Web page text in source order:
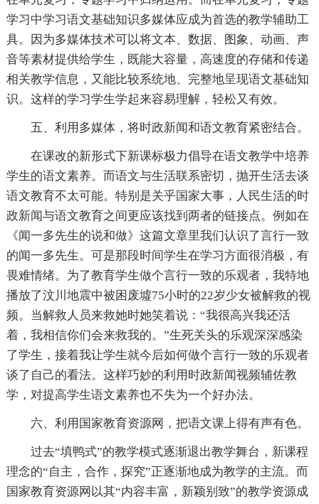
学习中学习语文基础知识多媒体应成为首选的教学辅助工
具。因为多媒体技术可以将文本、数据、图象、动画、声
音等素材提供给学生，既能大容量，高速度的存储和传递
相关教学信息，又能比较系统地、完整地呈现语文基础知
识。这样的学习学生学起来容易理解，轻松又有效。
五、利用多媒体，将时政新闻和语文教育紧密结合。
在课改的新形式下新课标极力倡导在语文教学中培养
学生的语文素养。而语文与生活联系密切，抛开生活去谈
语文教育不太可能。特别是关乎国家大事，人民生活的时
政新闻与语文教育之间更应该找到两者的链接点。例如在
《闻一多先生的说和做》这篇文章里我们认识了言行一致
的闻一多先生。可是那段时间学生在学习方面很消极，有
畏难情绪。为了教育学生做个言行一致的乐观者，我特地
播放了汶川地震中被困废墟75小时的22岁少女被解救的视
频。当解救人员来救她时她笑着说：“我很高兴我还活
着，我相信你们会来救我的。”生死关头的乐观深深感染
了学生，接着我让学生就今后如何做个言行一致的乐观者
谈了自己的看法。这样巧妙的利用时政新闻视频辅佐教
学，对提高学生语文素养也不失为一个好办法。
六、利用国家教育资源网，把语文课上得有声有色。
过去“填鸭式”的教学模式逐渐退出教学舞台，新课程
理念的“自主，合作，探究”正逐渐地成为教学的主流。而
国家教育资源网以其“内容丰富，新颖别致”的教学资源成